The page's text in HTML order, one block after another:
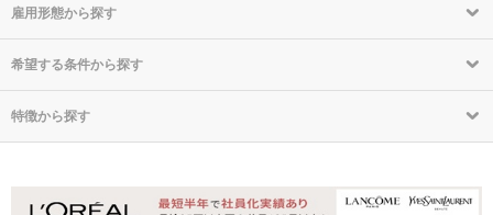
雇用形態から探す
希望する条件から探す
特徴から探す